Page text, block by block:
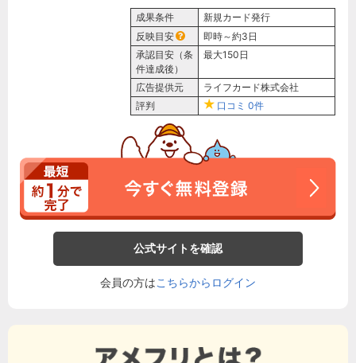
成果条件
新規カード発行
反映目安
即時～約3日
承認目安（条
件達成後）
最大150日
広告提供元
ライフカード株式会社
評判
口コミ 0件
公式サイトを確認
会員の方はこちらからログイン